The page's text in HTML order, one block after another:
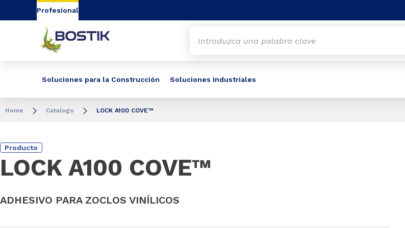
Go to content Go to navigation
Profesional
Soluciones para la Construcción Soluciones Industriales
Home Catalogo LOCK A100 COVE™
Producto
LOCK A100 COVE™
ADHESIVO PARA ZOCLOS VINÍLICOS